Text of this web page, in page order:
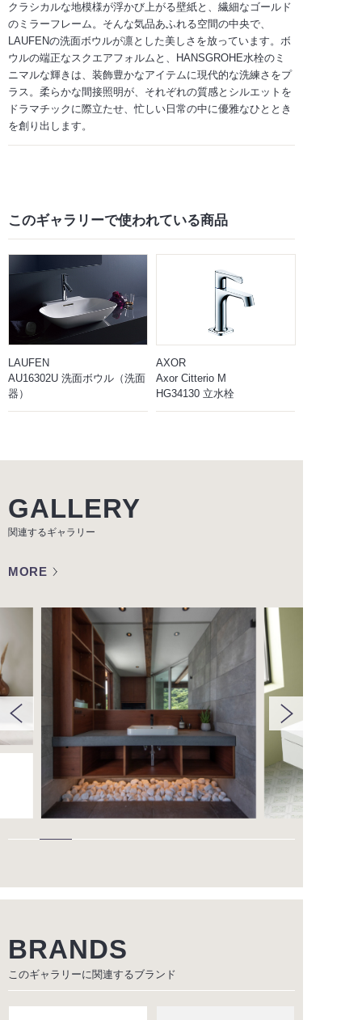
クラシカルな地模様が浮かび上がる壁紙と、繊細なゴールド
のミラーフレーム。そんな気品あふれる空間の中央で、
LAUFENの洗面ボウルが凛とした美しさを放っています。ボ
ウルの端正なスクエアフォルムと、HANSGROHE水栓のミ
ニマルな輝きは、装飾豊かなアイテムに現代的な洗練さをプ
ラス。柔らかな間接照明が、それぞれの質感とシルエットを
ドラマチックに際立たせ、忙しい日常の中に優雅なひととき
を創り出します。
このギャラリーで使われている商品
LAUFEN
AU16302U 洗面ボウル（洗面
器）
AXOR
Axor Citterio M
HG34130 立水栓
GALLERY
関連するギャラリー
MORE
BRANDS
このギャラリーに関連するブランド